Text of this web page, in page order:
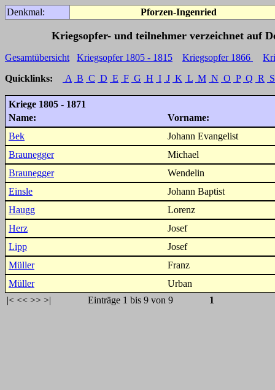
Denkmal: Pforzen-Ingenried
Kriegsopfer- und teilnehmer verzeichnet auf
Gesamtübersicht Kriegsopfer 1805 - 1815 Kriegsopfer 1866
Quicklinks:
A B C D E F G H I J K L M N O P Q R S
Kriege 1805 - 1871
Name:
Vorname:
Bek
Johann Evangelist
Braunegger
Michael
Braunegger
Wendelin
Einsle
Johann Baptist
Haugg
Lorenz
Herz
Josef
Lipp
Josef
Müller
Franz
Müller
Urban
|< << >> >| Einträge 1 bis 9 von 9 1